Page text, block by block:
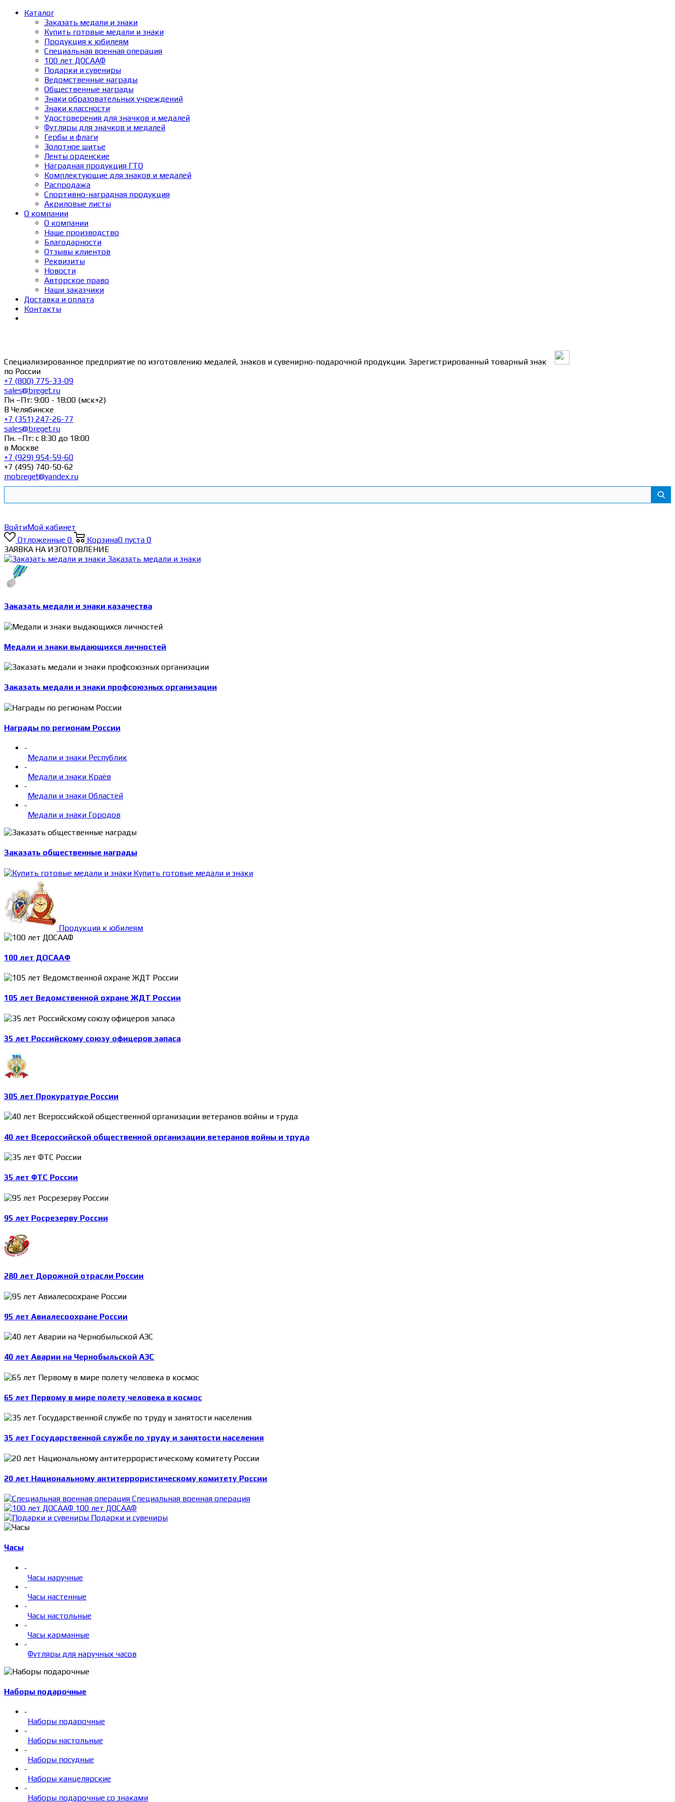
Каталог
Заказать медали и знаки
Купить готовые медали и знаки
Продукция к юбилеям
Специальная военная операция
100 лет ДОСААФ
Подарки и сувениры
Ведомственные награды
Общественные награды
Знаки образовательных учреждений
Знаки классности
Удостоверения для значков и медалей
Футляры для значков и медалей
Гербы и флаги
Золотное шитье
Ленты орденские
Наградная продукция ГТО
Комплектующие для знаков и медалей
Распродажа
Спортивно-наградная продукция
Акриловые листы
О компании
О компании
Наше производство
Благодарности
Отзывы клиентов
Реквизиты
Новости
Авторское право
Наши заказчики
Доставка и оплата
Контакты
Специализированное предприятие по изготовлению медалей, знаков и сувенирно-подарочной продукции. Зарегистрированный товарный знак
по России
+7 (800) 775-33-09
sales@breget.ru
Пн –Пт: 9:00 - 18:00 (мск+2)
В Челябинске
+7 (351) 247-26-77
sales@breget.ru
Пн. –Пт: с 8:30 до 18:00
в Москве
+7 (929) 954-59-60
+7 (495) 740-50-62
mobreget@yandex.ru
ВойтиМой кабинет
Отложенные 0 Корзина0 пуста 0
ЗАЯВКА НА ИЗГОТОВЛЕНИЕ
Заказать медали и знаки
Заказать медали и знаки казачества
Медали и знаки выдающихся личностей
Заказать медали и знаки профсоюзных организации
Награды по регионам России
-
Медали и знаки Республик
-
Медали и знаки Краёв
-
Медали и знаки Областей
-
Медали и знаки Городов
Заказать общественные награды
Купить готовые медали и знаки
Продукция к юбилеям
100 лет ДОСААФ
105 лет Ведомственной охране ЖДТ России
35 лет Российскому союзу офицеров запаса
305 лет Прокуратуре России
40 лет Всероссийской общественной организации ветеранов войны и труда
35 лет ФТС России
95 лет Росрезерву России
280 лет Дорожной отрасли России
95 лет Авиалесоохране России
40 лет Аварии на Чернобыльской АЭС
65 лет Первому в мире полету человека в космос
35 лет Государственной службе по труду и занятости населения
20 лет Национальному антитеррористическому комитету России
Специальная военная операция
100 лет ДОСААФ
Подарки и сувениры
Часы
-
Часы наручные
-
Часы настенные
-
Часы настольные
-
Часы карманные
-
Футляры для наручных часов
Наборы подарочные
-
Наборы подарочные
-
Наборы настольные
-
Наборы посудные
-
Наборы канцелярские
-
Наборы подарочные со знаками